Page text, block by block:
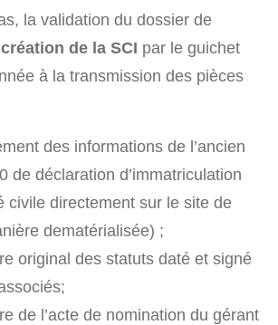
la validation du dossier de
de la SCI par le guichet
à la transmission des pièces
des informations de l’ancien
de déclaration d’immatriculation
civile directement sur le site de
dematérialisée) ;
original des statuts daté et signé
de l’acte de nomination du gérant